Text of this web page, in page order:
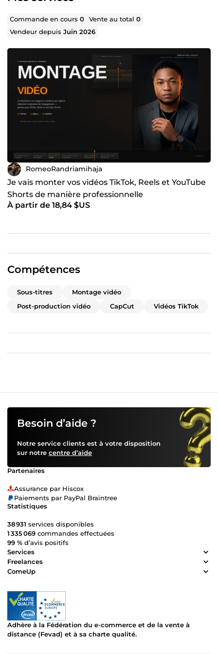
Commande en cours0 Vente au total0
Vendeur depuisJuin 2026
RomeoRandriamihaja
Je vais monter vos vidéos TikTok, Reels et YouTube
Shorts de manière professionnelle
À partir de 18,84 $US
Compétences
Sous-titres
Montage vidéo
Post-production vidéo
CapCut Vidéos TikTok
Besoin d’aide ?
Notre service clients est à votre disposition
sur notre centre d’aide
Partenaires
Assurance par Hiscox
Paiements par PayPal Braintree
Statistiques
38 931 services disponibles
1 335 069 commandes effectuées
99 % d’avis positifs
Services
Freelances
ComeUp
Adhère à la Fédération du e-commerce et de la vente à
distance (Fevad) et à sa charte qualité.